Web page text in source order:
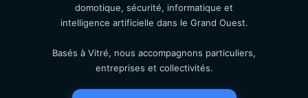
domotique, sécurité, informatique et
intelligence artificielle dans le Grand Ouest.
Basés à Vitré, nous accompagnons particuliers,
entreprises et collectivités.